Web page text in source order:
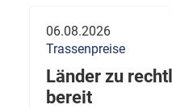
06.08.2026
Trassenpreise
Länder zu
bereit